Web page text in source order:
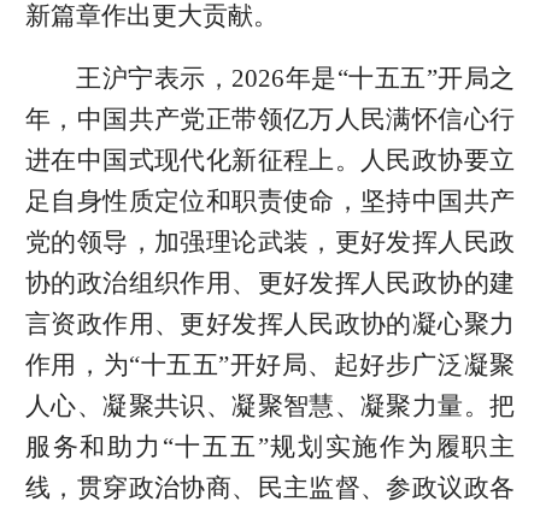
新篇章作出更大贡献。
王沪宁表示，2026年是“十五五”开局之
年，中国共产党正带领亿万人民满怀信心行
进在中国式现代化新征程上。人民政协要立
足自身性质定位和职责使命，坚持中国共产
党的领导，加强理论武装，更好发挥人民政
协的政治组织作用、更好发挥人民政协的建
言资政作用、更好发挥人民政协的凝心聚力
作用，为“十五五”开好局、起好步广泛凝聚
人心、凝聚共识、凝聚智慧、凝聚力量。把
服务和助力“十五五”规划实施作为履职主
线，贯穿政治协商、民主监督、参政议政各